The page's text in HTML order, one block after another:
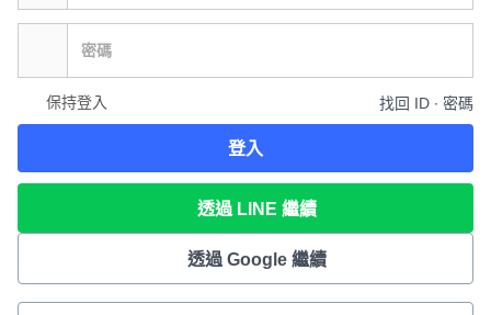
保持登入 找回 ID ∙ 密碼
登入
透過 LINE 繼續
透過 Google 繼續